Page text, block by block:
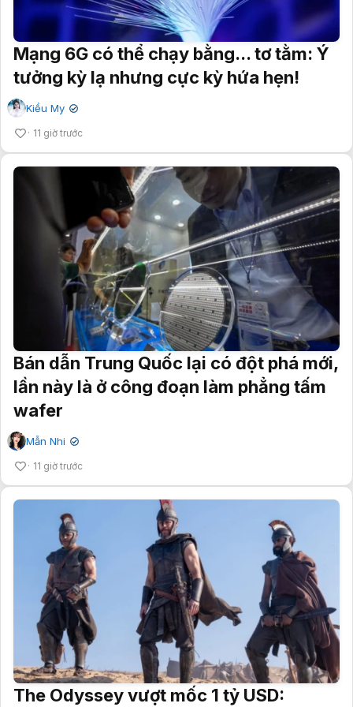
Mạng 6G có thể chạy bằng... tơ tằm: Ý
tưởng kỳ lạ nhưng cực kỳ hứa hẹn!
Kiều My ✔
11 giờ trước
Bán dẫn Trung Quốc lại có đột phá mới,
lần này là ở công đoạn làm phẳng tấm
wafer
Mẫn Nhi ✔
11 giờ trước
The Odyssey vượt mốc 1 tỷ USD: